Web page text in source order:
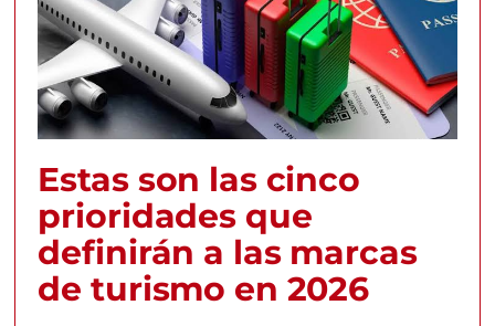
Estas son las cinco
prioridades que
definirán a las marcas
de turismo en 2026